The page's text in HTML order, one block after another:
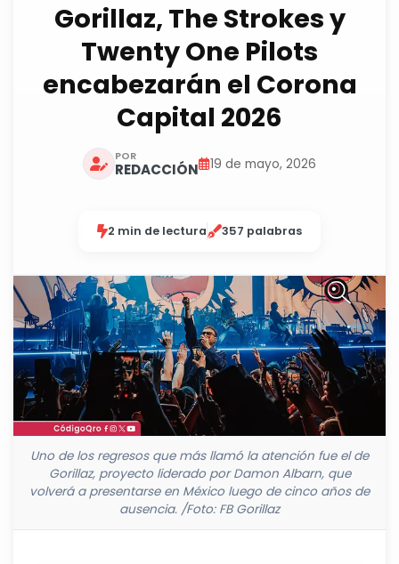
Gorillaz, The Strokes y
Twenty One Pilots
encabezarán el Corona
Capital 2026
POR
REDACCIÓN 19 de mayo, 2026
2 min de lectura 357 palabras
Uno de los regresos que más llamó la atención fue el de
Gorillaz, proyecto liderado por Damon Albarn, que
volverá a presentarse en México luego de cinco años de
ausencia. /Foto: FB Gorillaz